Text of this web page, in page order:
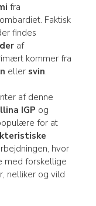
fra
Faktisk
findes
af
kommer fra
eller svin.
af denne
IGP og
for at
hvor
med forskellige
nelliker og vild